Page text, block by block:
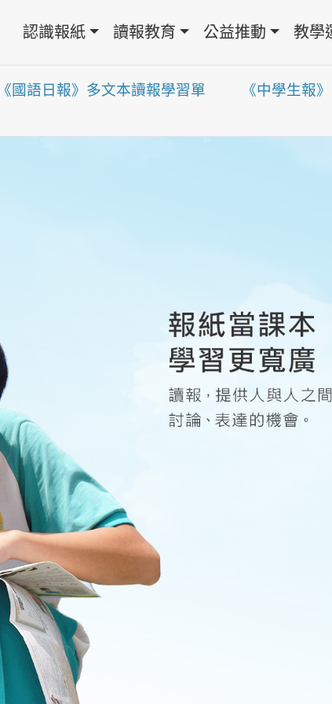
認識報紙 讀報教育 公益推動 教學
《國語日報》多文本讀報學習單
《中學生報